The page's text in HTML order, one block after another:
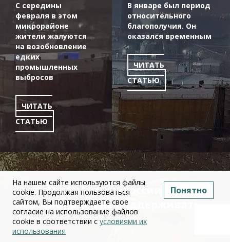
С середины
февраля в этом
микрорайоне
жители жалуются
на возобновление
едких
промышленных
выбросов
ЧИТАТЬ
СТАТЬЮ
В январе был период
относительного
благополучия. Он
оказался временным
ЧИТАТЬ
СТАТЬЮ
Союз охраны птиц России призвал
новосибирцев не поддерживать
бизнес на совах
На нашем сайте используются файлы
cookie. Продолжая пользоваться
сайтом, Вы подтверждаете свое
согласие на использование файлов
cookie в соответствии с условиями их
использования
Понятно